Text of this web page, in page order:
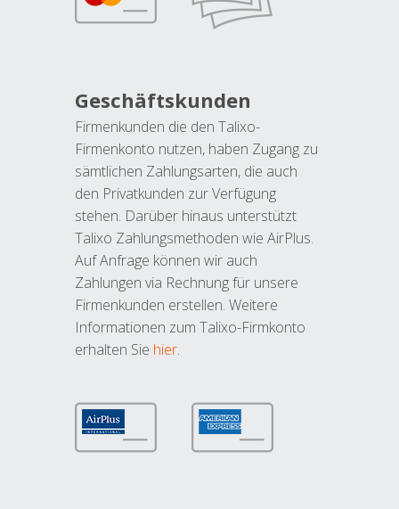
Geschäftskunden
Firmenkunden die den Talixo-
Firmenkonto nutzen, haben Zugang zu
sämtlichen Zahlungsarten, die auch
den Privatkunden zur Verfügung
stehen. Darüber hinaus unterstützt
Talixo Zahlungsmethoden wie AirPlus.
Auf Anfrage können wir auch
Zahlungen via Rechnung für unsere
Firmenkunden erstellen. Weitere
Informationen zum Talixo-Firmkonto
erhalten Sie hier.